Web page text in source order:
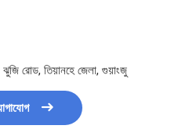
রোড, তিয়ানহে জেলা, গুয়াংজু